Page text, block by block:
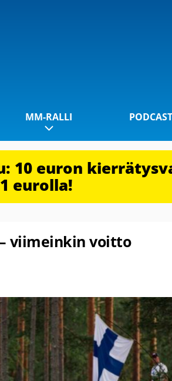
MM-RALLI PODCAST
10 euron
eurolla!
viimeinkin voitto